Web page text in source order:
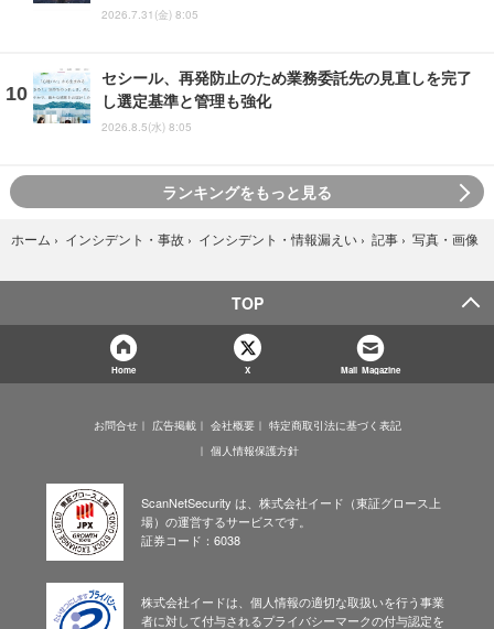
2026.7.31(金) 8:05
セシール、再発防止のため業務委託先の見直しを完了
し選定基準と管理も強化
2026.8.5(水) 8:05
ランキングをもっと見る
ホーム › インシデント・事故 › インシデント・情報漏えい › 記事 › 写真・画像
TOP
Home X Mail Magazine
お問合せ 広告掲載 会社概要
特定商取引法に基づく表記
個人情報保護方針
ScanNetSecurity は、株式会社イード（東証グロース上
場）の運営するサービスです。
証券コード：6038
株式会社イードは、個人情報の適切な取扱いを行う事業
者に対して付与されるプライバシーマークの付与認定を